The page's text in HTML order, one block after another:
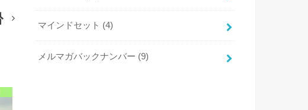
マインドセット (4)
メルマガバックナンバー (9)